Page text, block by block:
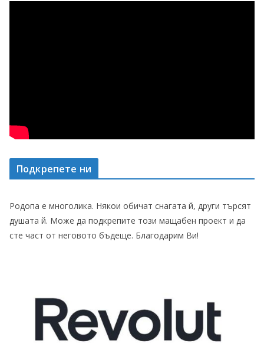
Подкрепете ни
Родопа е многолика. Някои обичат снагата й, други търсят
душата й. Може да подкрепите този мащабен проект и да
сте част от неговото бъдеще. Благодарим Ви!